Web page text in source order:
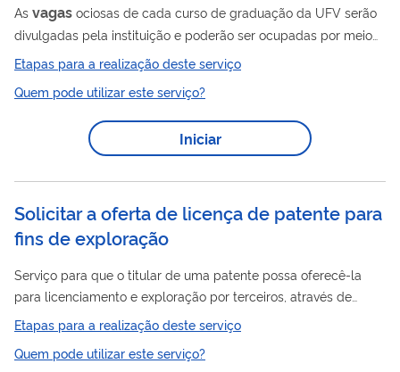
As vagas ociosas de cada curso de graduação da UFV serão
divulgadas pela instituição e poderão ser ocupadas por meio
de mudança de curso, transferência de outras instituições de
ensino superior, rematrícula, ingresso de portadores de
diploma, ou por meio do Sisu, de acordo com critérios
específicos, propostos pela Comissão Coordenadora de cada
curso, e aprovados pelo CEPE, após análise na Câmara de
Etapas para a realização deste serviço
Quem pode utilizar este serviço?
Iniciar
Solicitar a oferta de licença de patente para
fins de exploração
Serviço para que o titular de uma patente possa oferecê-la
para licenciamento e exploração por terceiros, através de
publicação oficial do INPI. ALERTA CONTRA FRAUDES: O INPI
NÃO ENVIA BOLETOS NEM FAZ COBRANÇAS. LEIA MAIS
AQUI.
Etapas para a realização deste serviço
Quem pode utilizar este serviço?